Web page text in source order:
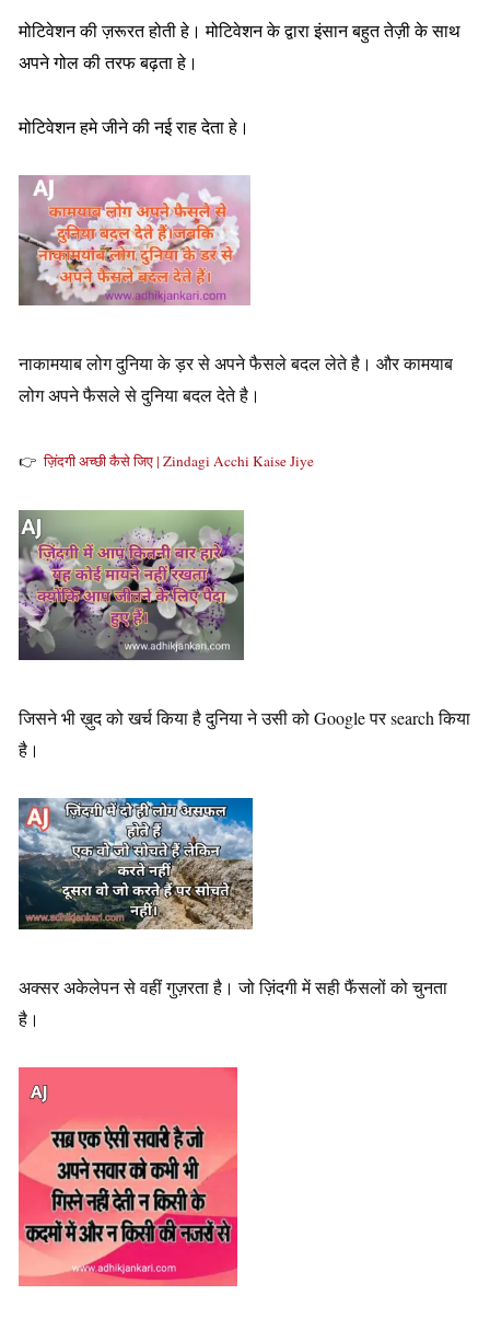
मोटिवेशन की ज़रूरत होती हे। मोटिवेशन के द्वारा इंसान बहुत तेज़ी के साथ
अपने गोल की तरफ बढ़ता हे।
मोटिवेशन हमे जीने की नई राह देता हे।
नाकामयाब लोग दुनिया के ड़र से अपने फैसले बदल लेते है। और कामयाब
लोग अपने फैसले से दुनिया बदल देते है।
👉ज़िंदगी अच्छी कैसे जिए | Zindagi Acchi Kaise Jiye
जिसने भी ख़ुद को खर्च किया है दुनिया ने उसी को Google पर search किया
है।
अक्सर अकेलेपन से वहीं गुज़रता है। जो ज़िंदगी में सही फैंसलों को चुनता
है।